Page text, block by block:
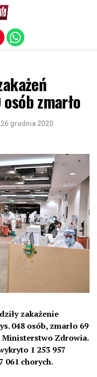
zmarło
26 grudnia 2020
zakażenie
048 osób, zmarło 69
Ministerstwo Zdrowia.
1 253 957
061 chorych.